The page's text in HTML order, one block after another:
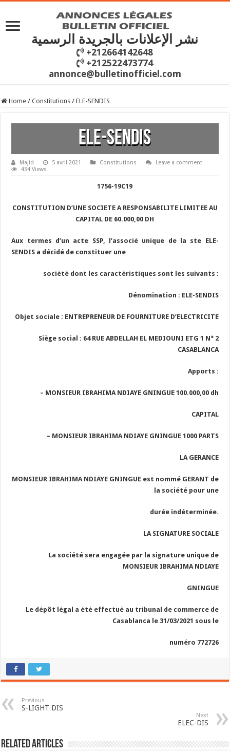
نشر الإعلانات بالجريدة الرسمية
+212664142648
+212522473774
annonce@bulletinofficiel.com
Home / Constitutions / ELE-SENDIS
ELE-SENDIS
Majid 5 avril 2021 Constitutions
Leave a comment
434 Views
1756-19C19
CONSTITUTION D’UNE SOCIETE A RESPONSABILITE LIMITEE AU
CAPITAL DE 60.000,00 DH
Aux termes d’un acte SSP, l’associé unique de la ste ELE-
SENDIS a décidé de constituer une
société dont les caractéristiques sont les suivants :
Dénomination : ELE-SENDIS
Objet sociale : ENTREPRENEUR DE FOURNITURE D’ELECTRICITE
Siège social : 64 RUE ABDELLAH EL MEDIOUNI ETG 1 N° 2
CASABLANCA
Apports :
– MONSIEUR IBRAHIMA NDIAYE GNINGUE 100.000,00 dh
CAPITAL
– MONSIEUR IBRAHIMA NDIAYE GNINGUE 1000 PARTS
LA GERANCE
MONSIEUR IBRAHIMA NDIAYE GNINGUE est nommé GERANT de
la société pour une
durée indéterminée.
LA SIGNATURE SOCIALE
La société sera engagée par la signature unique de
MONSIEUR IBRAHIMA NDIAYE
GNINGUE
Le dépôt légal a été effectué au tribunal de commerce de
Casablanca le 31/03/2021 sous le
numéro 772726
Previous
S-LIGHT DIS
Next
ELEC-DIS
Related Articles